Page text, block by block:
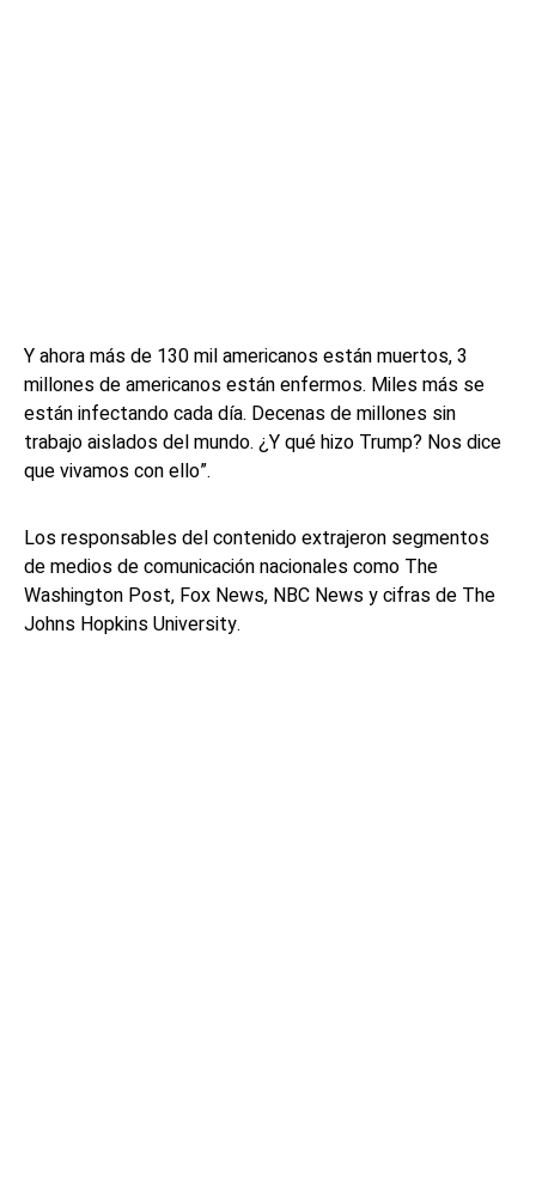
Y ahora más de 130 mil americanos están muertos, 3
millones de americanos están enfermos. Miles más se
están infectando cada día. Decenas de millones sin
trabajo aislados del mundo. ¿Y qué hizo Trump? Nos dice
que vivamos con ello”.
Los responsables del contenido extrajeron segmentos
de medios de comunicación nacionales como The
Washington Post, Fox News, NBC News y cifras de The
Johns Hopkins University.